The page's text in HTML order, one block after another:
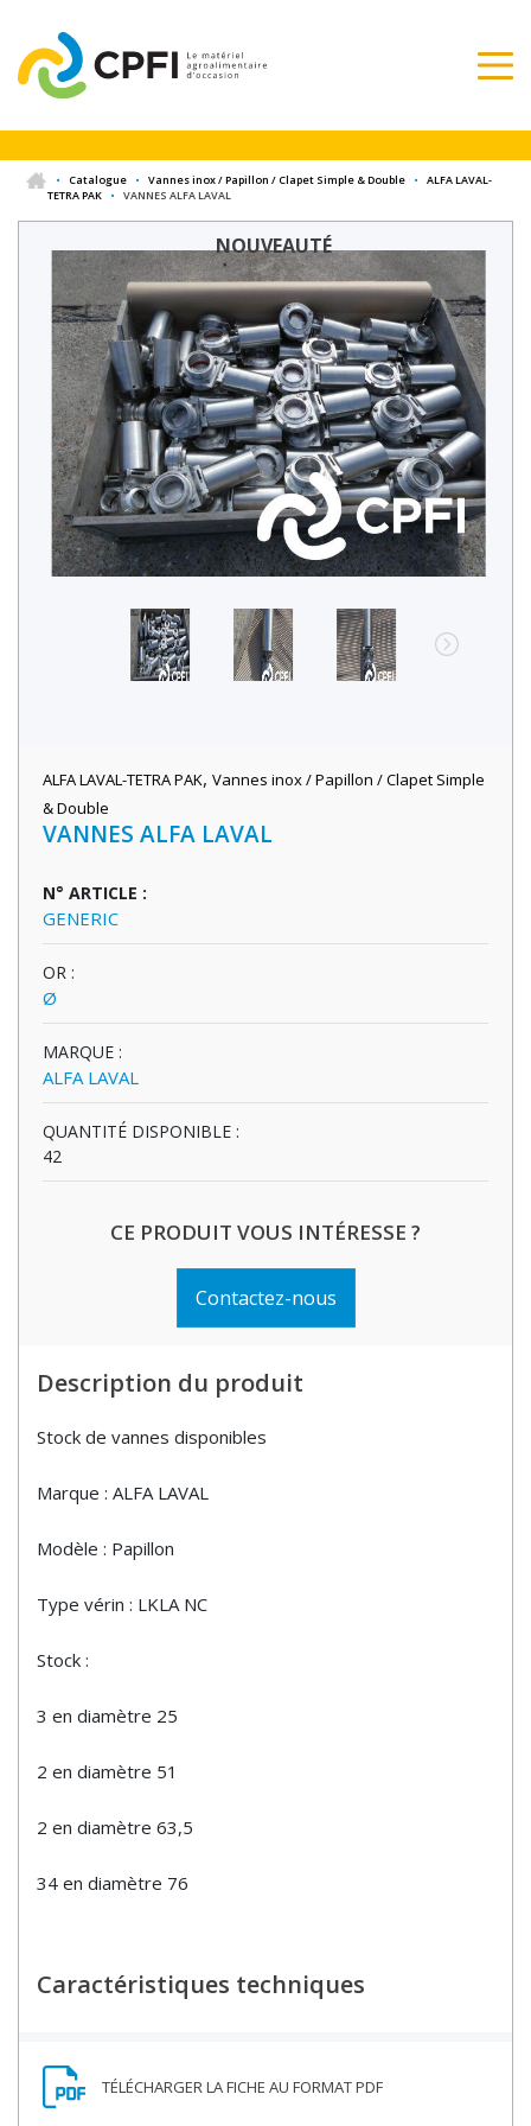
• Catalogue • Vannes inox / Papillon / Clapet Simple & Double •
ALFA LAVAL-
TETRA PAK
• VANNES ALFA LAVAL
NOUVEAUTÉ
ALFA LAVAL-TETRA PAK, Vannes inox / Papillon / Clapet Simple
& Double
VANNES ALFA LAVAL
N° ARTICLE :
GENERIC
OR :
Ø
MARQUE :
ALFA LAVAL
QUANTITÉ DISPONIBLE :
42
CE PRODUIT VOUS INTÉRESSE ?
Contactez-nous
Description du produit
Stock de vannes disponibles
Marque : ALFA LAVAL
Modèle : Papillon
Type vérin : LKLA NC
Stock :
3 en diamètre 25
2 en diamètre 51
2 en diamètre 63,5
34 en diamètre 76
Caractéristiques techniques